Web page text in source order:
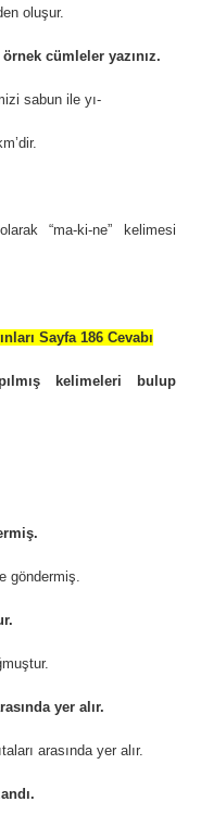
oluşur.
cümleler yazınız.
sabun ile yı-
“ma-ki-ne” kelimesi
Sayfa 186 Cevabı
kelimeleri bulup
göndermiş.
yer alır.
arasında yer alır.